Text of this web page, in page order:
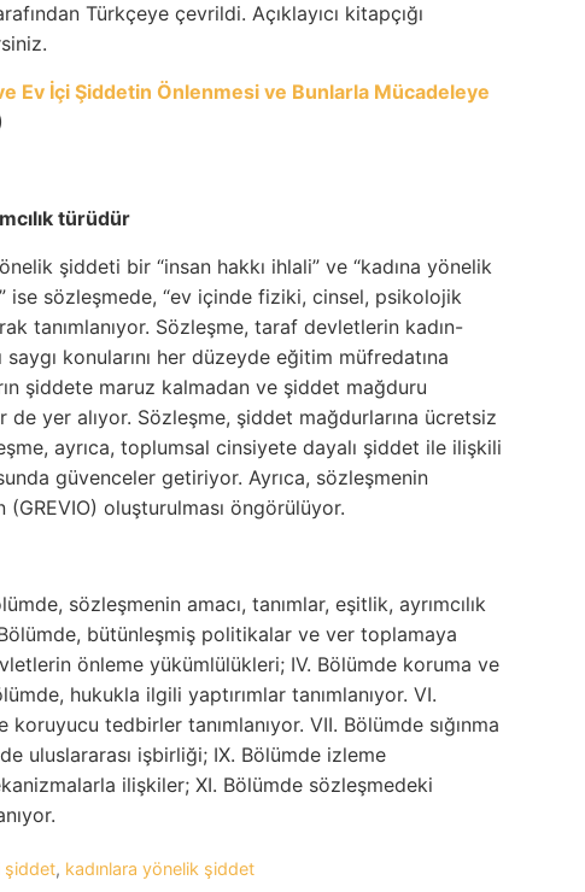
Türkçeye çevrildi. Açıklayıcı kitapçığı
Ev İçi Şiddetin Önlenmesi ve Bunlarla Mücadeleye
türüdür
şiddeti bir “insan hakkı ihlali” ve “kadına yönelik
ise sözleşmede, “ev içinde fiziki, cinsel, psikolojik
tanımlanıyor. Sözleşme, taraf devletlerin kadın-
konularını her düzeyde eğitim müfredatına
şiddete maruz kalmadan ve şiddet mağduru
yer alıyor. Sözleşme, şiddet mağdurlarına ücretsiz
ayrıca, toplumsal cinsiyete dayalı şiddet ile ilişkili
güvenceler getiriyor. Ayrıca, sözleşmenin
oluşturulması öngörülüyor.
sözleşmenin amacı, tanımlar, eşitlik, ayrımcılık
bütünleşmiş politikalar ve ver toplamaya
önleme yükümlülükleri; IV. Bölümde koruma ve
hukukla ilgili yaptırımlar tanımlanıyor. VI.
tedbirler tanımlanıyor. VII. Bölümde sığınma
uluslararası işbirliği; IX. Bölümde izleme
ilişkiler; XI. Bölümde sözleşmedeki
şiddet, kadınlara yönelik şiddet